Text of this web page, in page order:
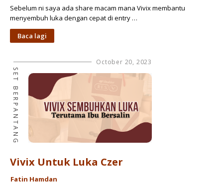
Sebelum ni saya ada share macam mana Vivix membantu
menyembuh luka dengan cepat di entry …
Baca lagi
October 20, 2023
SET BERPANTANG
Vivix Untuk Luka Czer
Fatin Hamdan